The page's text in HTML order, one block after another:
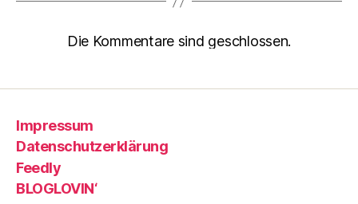
Die Kommentare sind geschlossen.
Impressum
Datenschutzerklärung
Feedly
BLOGLOVIN‘